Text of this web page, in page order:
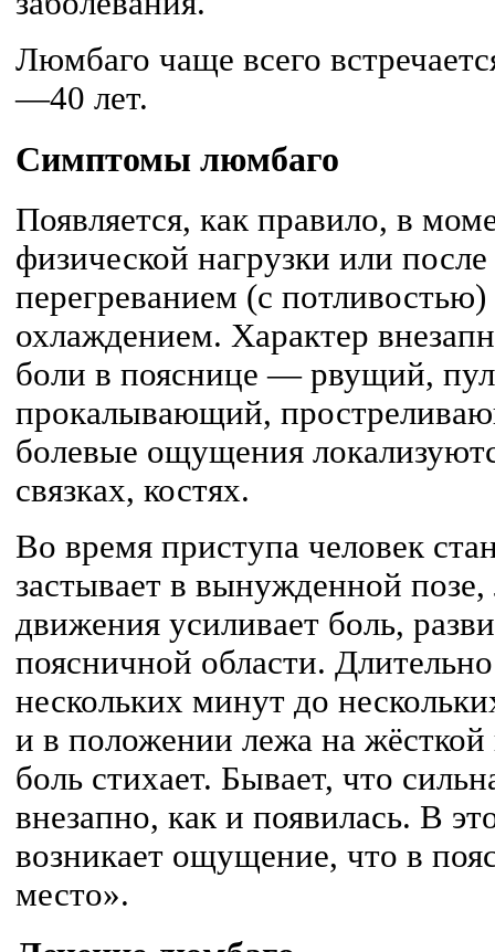
Люмбаго чаще всего
—40 лет.
Симптомы люмбаго
Появляется, как правило, в
физической нагрузки или
перегреванием (с
охлаждением. Характер
боли в пояснице — рвущий,
прокалывающий,
болевые ощущения
связках, костях.
Во время приступа человек
застывает в вынужденной
движения усиливает боль,
поясничной области.
нескольких минут до
и в положении лежа на жёсткой
боль стихает. Бывает, что
внезапно, как и появилась. В
возникает ощущение, что в
место».